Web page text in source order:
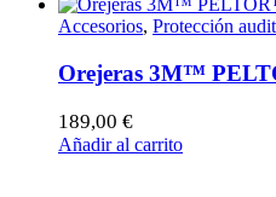
Accesorios, Protección
Orejeras 3M™
189,00 €
Añadir al carrito